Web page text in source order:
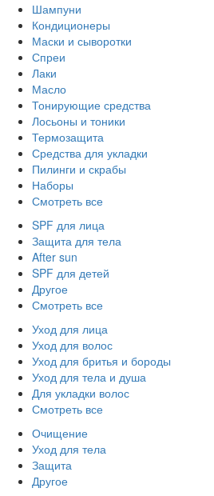
Шампуни
Кондиционеры
Маски и сыворотки
Спреи
Лаки
Масло
Тонирующие средства
Лосьоны и тоники
Термозащита
Средства для укладки
Пилинги и скрабы
Наборы
Смотреть все
SPF для лица
Защита для тела
After sun
SPF для детей
Другое
Смотреть все
Уход для лица
Уход для волос
Уход для бритья и бороды
Уход для тела и душа
Для укладки волос
Смотреть все
Очищение
Уход для тела
Защита
Другое